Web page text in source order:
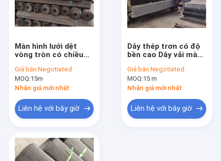
Lưới dây lục giác
Dây thép
Lưới dây nhựa
Dây vải màu đen
Lưới dây uốn
Màn hình lưới dệt
vòng tròn có chiều
lọc đĩa đơn lớp ép
đùn
Giá bán:Negotiated
MOQ:15m
Nhận giá mới nhất
Liên hệ với bây giờ
Dây thép trơn có độ
bền cao Dây vải màu
Giá bán:Negotiated
MOQ:15 m
Nhận giá mới nhất
Liên hệ với bây giờ